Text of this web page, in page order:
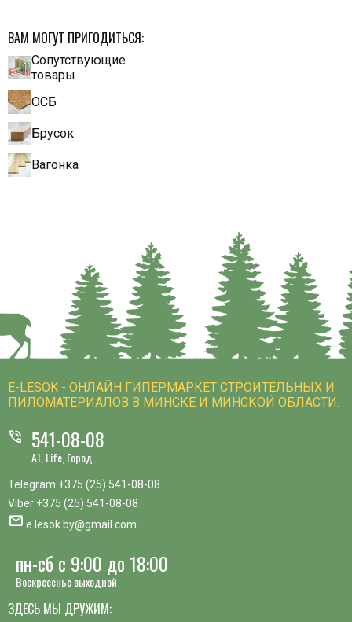
ВАМ МОГУТ ПРИГОДИТЬСЯ:
Сопутствующие
товары
ОСБ
Брусок
Вагонка
E-LESOK - ОНЛАЙН ГИПЕРМАРКЕТ СТРОИТЕЛЬНЫХ И
ПИЛОМАТЕРИАЛОВ В МИНСКЕ И МИНСКОЙ ОБЛАСТИ.
phone_in_talk 541-08-08
A1, Life, Город
Telegram +375 (25) 541-08-08
Viber +375 (25) 541-08-08
mail e.lesok.by@gmail.com
пн-сб с 9:00 до 18:00
Воскресенье выходной
ЗДЕСЬ МЫ ДРУЖИМ: